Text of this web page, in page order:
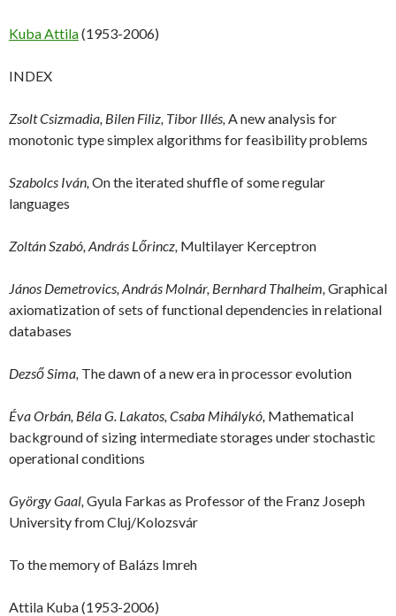
Kuba Attila(1953-2006)
INDEX
Zsolt Csizmadia, Bilen Filiz, Tibor Illés, A new analysis for
monotonic type simplex algorithms for feasibility problems
Szabolcs Iván, On the iterated shuffle of some regular
languages
Zoltán Szabó, András Lőrincz, Multilayer Kerceptron
János Demetrovics, András Molnár, Bernhard Thalheim, Graphical
axiomatization of sets of functional dependencies in relational
databases
Dezső Sima, The dawn of a new era in processor evolution
Éva Orbán, Béla G. Lakatos, Csaba Mihálykó, Mathematical
background of sizing intermediate storages under stochastic
operational conditions
György Gaal, Gyula Farkas as Professor of the Franz Joseph
University from Cluj/Kolozsvár
To the memory of Balázs Imreh
Attila Kuba (1953-2006)